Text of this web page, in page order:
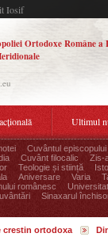
Iosif
Ortodoxe Române a
Ultimul
Cuvântul episcopului
Cuvânt filocalic
Zis-
Teologie și stiință
Aniversare Varia
românesc
Sinaxarul
crestin ortodoxa